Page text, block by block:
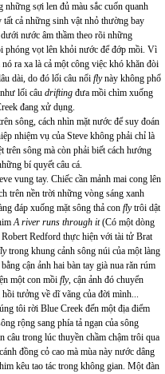
sợi len đủ màu sắc cuốn quanh
cả những sinh vật nhỏ thường bay
nước âm thầm theo rõi những
phóng vọt lên khỏi nước để đớp mồi. Vì
ra xa là cả một công việc khó khăn đòi
dài, do đó lối câu nổi flynày không phổ
lối câu drifting đưa mồi chìm xuống
đang xử dụng.
sông, cách nhìn mặt nước để suy đoán
nhiệm vụ của Steve không phải chỉ là
trên sông mà còn phải biết cách hướng
bí quyết câu cá.
vung tay. Chiếc cần mảnh mai cong lên
trên nền trời những vòng sáng xanh
đáp xuống mặt sông thả con flytrôi dật
A river runs through it(Có một dòng
Redford thực hiện với tài tử Brat
trong khung cảnh sông núi của một làng
cận ảnh hai bàn tay già nua răn rúm
một con mồi fly, cận ảnh đó chuyển
tưởng về dĩ vãng của đời mình...
tôi rời Blue Creek đến một địa điểm
rộng sang phía tả ngạn của sông
câu trong lúc thuyền chầm chậm trôi qua
đồng cỏ cao mà mùa này nước dâng
kêu tao tác trong không gian. Một đàn